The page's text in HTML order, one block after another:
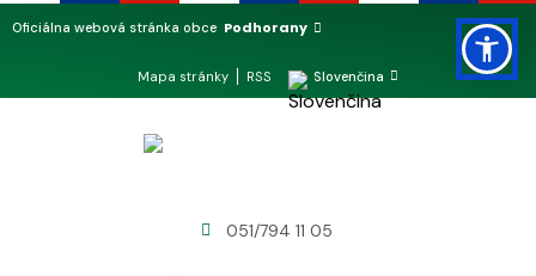
Oficiálna webová stránka obce Podhorany
Mapa stránky RSS Slovenčina
051/794 11 05